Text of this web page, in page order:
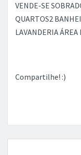
VENDE-SE
QUARTOS2
LAVANDERIA ÁREA
Compartilhe! :)